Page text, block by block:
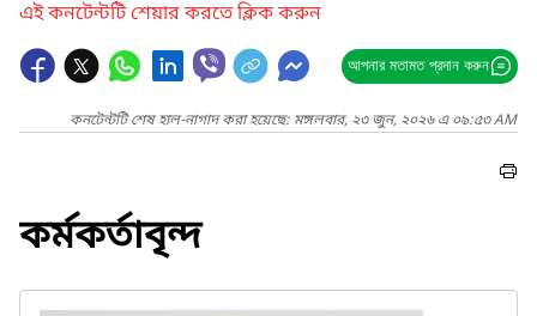
এই কনটেন্টটি শেয়ার করতে ক্লিক করুন
আপনার মতামত প্রদান করুন
কনটেন্টটি শেষ হাল-নাগাদ করা হয়েছে: মঙ্গলবার, ২৩ জুন, ২০২৬ এ ০৯:৫৩ AM
কর্মকর্তাবৃন্দ